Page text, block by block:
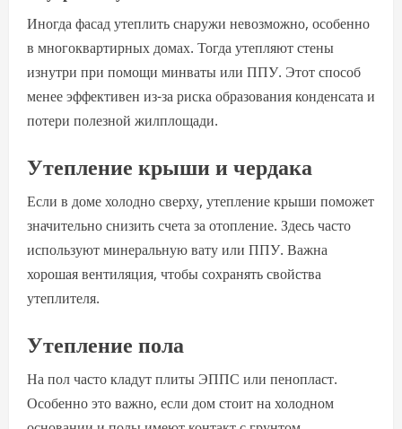
Иногда фасад утеплить снаружи невозможно, особенно
в многоквартирных домах. Тогда утепляют стены
изнутри при помощи минваты или ППУ. Этот способ
менее эффективен из-за риска образования конденсата и
потери полезной жилплощади.
Утепление крыши и чердака
Если в доме холодно сверху, утепление крыши поможет
значительно снизить счета за отопление. Здесь часто
используют минеральную вату или ППУ. Важна
хорошая вентиляция, чтобы сохранять свойства
утеплителя.
Утепление пола
На пол часто кладут плиты ЭППС или пенопласт.
Особенно это важно, если дом стоит на холодном